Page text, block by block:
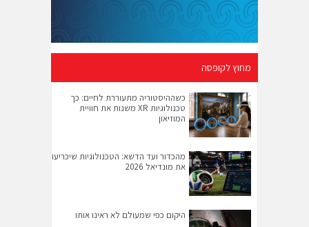
מחוץ לקופסה
כשההיסטוריה מתעוררת לחיים: כך
טכנולוגיות XR משנות את חוויית
המוזיאון
מהכדור ועד הדשא: הטכנולוגיות שיכריעו
את מונדיאל 2026
היקום כפי שמעולם לא ראינו אותו